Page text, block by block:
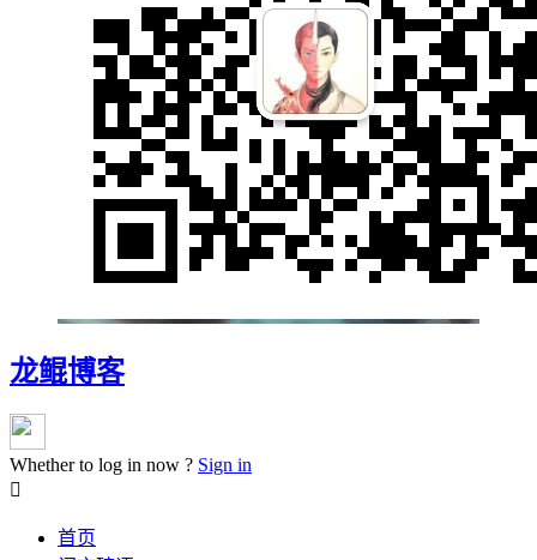
龙鲲博客
Whether to log in now ? Sign in

首页